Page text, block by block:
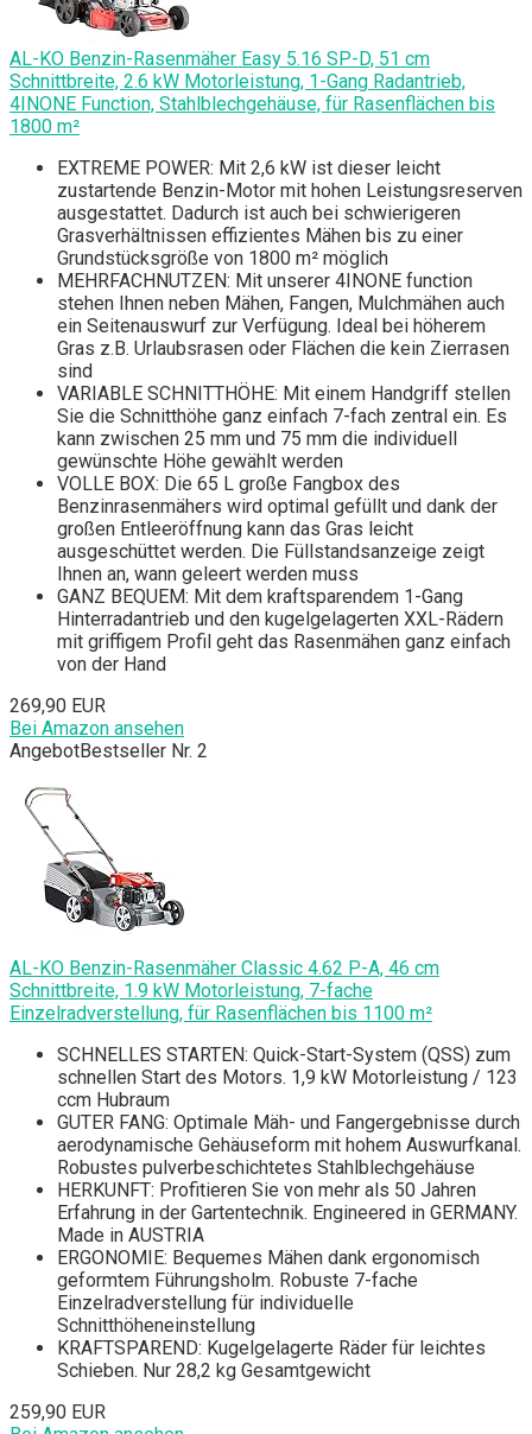
AL-KO Benzin-Rasenmäher Easy 5.16 SP-D, 51 cm
Schnittbreite, 2.6 kW Motorleistung, 1-Gang Radantrieb,
4INONE Function, Stahlblechgehäuse, für Rasenflächen bis
1800 m²
EXTREME POWER: Mit 2,6 kW ist dieser leicht
zustartende Benzin-Motor mit hohen Leistungsreserven
ausgestattet. Dadurch ist auch bei schwierigeren
Grasverhältnissen effizientes Mähen bis zu einer
Grundstücksgröße von 1800 m² möglich
MEHRFACHNUTZEN: Mit unserer 4INONE function
stehen Ihnen neben Mähen, Fangen, Mulchmähen auch
ein Seitenauswurf zur Verfügung. Ideal bei höherem
Gras z.B. Urlaubsrasen oder Flächen die kein Zierrasen
sind
VARIABLE SCHNITTHÖHE: Mit einem Handgriff stellen
Sie die Schnitthöhe ganz einfach 7-fach zentral ein. Es
kann zwischen 25 mm und 75 mm die individuell
gewünschte Höhe gewählt werden
VOLLE BOX: Die 65 L große Fangbox des
Benzinrasenmähers wird optimal gefüllt und dank der
großen Entleeröffnung kann das Gras leicht
ausgeschüttet werden. Die Füllstandsanzeige zeigt
Ihnen an, wann geleert werden muss
GANZ BEQUEM: Mit dem kraftsparendem 1-Gang
Hinterradantrieb und den kugelgelagerten XXL-Rädern
mit griffigem Profil geht das Rasenmähen ganz einfach
von der Hand
269,90 EUR
Bei Amazon ansehen
AngebotBestseller Nr. 2
AL-KO Benzin-Rasenmäher Classic 4.62 P-A, 46 cm
Schnittbreite, 1.9 kW Motorleistung, 7-fache
Einzelradverstellung, für Rasenflächen bis 1100 m²
SCHNELLES STARTEN: Quick-Start-System (QSS) zum
schnellen Start des Motors. 1,9 kW Motorleistung / 123
ccm Hubraum
GUTER FANG: Optimale Mäh- und Fangergebnisse durch
aerodynamische Gehäuseform mit hohem Auswurfkanal.
Robustes pulverbeschichtetes Stahlblechgehäuse
HERKUNFT: Profitieren Sie von mehr als 50 Jahren
Erfahrung in der Gartentechnik. Engineered in GERMANY.
Made in AUSTRIA
ERGONOMIE: Bequemes Mähen dank ergonomisch
geformtem Führungsholm. Robuste 7-fache
Einzelradverstellung für individuelle
Schnitthöheneinstellung
KRAFTSPAREND: Kugelgelagerte Räder für leichtes
Schieben. Nur 28,2 kg Gesamtgewicht
259,90 EUR